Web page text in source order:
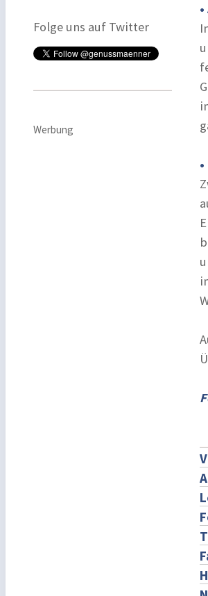
Folge uns auf Twitter
Werbung